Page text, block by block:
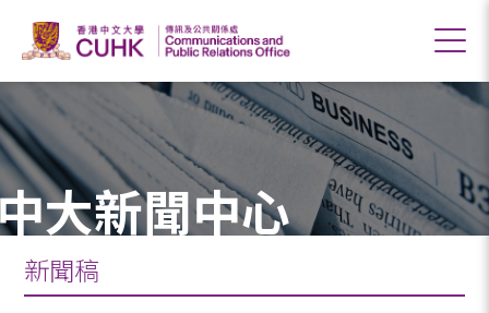
大新聞中心
新聞稿